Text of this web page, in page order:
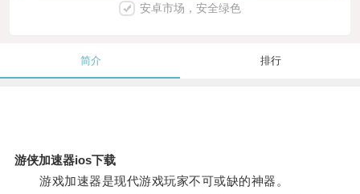
安卓市场，安全绿色
简介 排行
游侠加速器ios下载
游戏加速器是现代游戏玩家不可或缺的神器。